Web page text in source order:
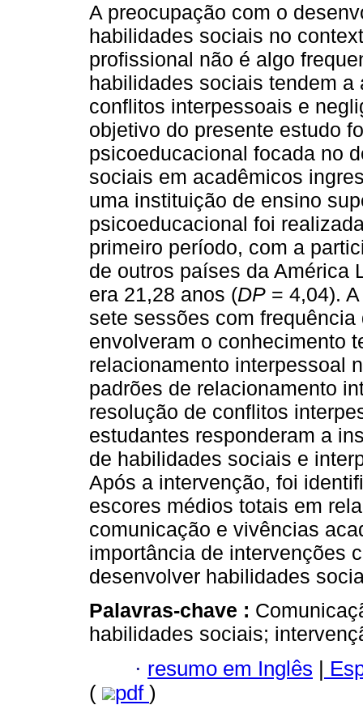
A preocupação com o
habilidades sociais no
profissional não é algo
habilidades sociais tendem
conflitos interpessoais e
objetivo do presente estudo
psicoeducacional focada no
sociais em acadêmicos
uma instituição de ensino
psicoeducacional foi
primeiro período, com a
de outros países da América
era 21,28 anos (DP = 4,04).
sete sessões com
envolveram o conhecimento
relacionamento interpessoal
padrões de relacionamento
resolução de conflitos
estudantes responderam a
de habilidades sociais e
Após a intervenção, foi
escores médios totais em
comunicação e vivências
importância de intervenções
desenvolver habilidades
Palavras-chave :
habilidades sociais;
· resumo em Inglês |
(
pdf )